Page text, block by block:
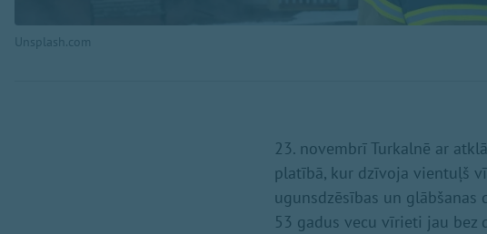
Unsplash.com
23. novembrī Turkalnē ar
platībā, kur dzīvoja vientuļš
ugunsdzēsības un
53 gadus vecu vīrieti jau bez